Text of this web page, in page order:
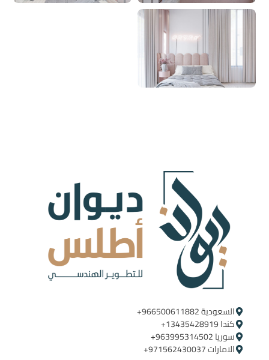
السعودية ‪+966500611882‬ ‪ ‪
كندا ‪+13435428919
سوريا ‪+963995314502
الامارات ‪+971562430037